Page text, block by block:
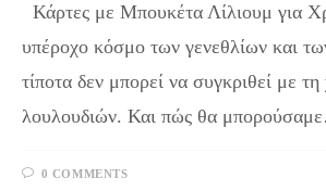
Κάρτες με Μπουκέτα Λίλιουμ για
υπέροχο κόσμο των γενεθλίων και
τίποτα δεν μπορεί να συγκριθεί με
λουλουδιών. Και πώς θα
0 COMMENTS